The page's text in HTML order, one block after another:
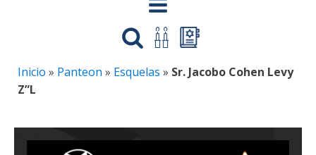
Inicio » Panteon » Esquelas » Sr. Jacobo Cohen Levy
Z”L